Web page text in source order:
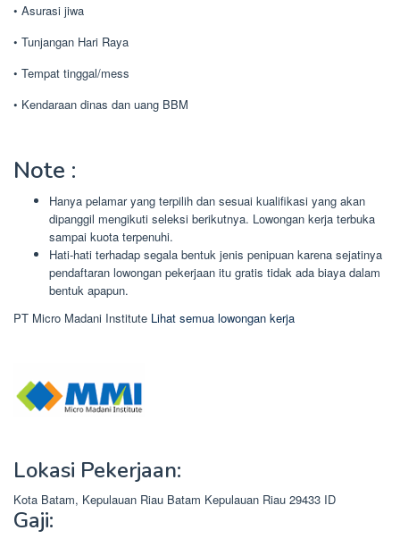
• Asurasi jiwa
• Tunjangan Hari Raya
• Tempat tinggal/mess
• Kendaraan dinas dan uang BBM
Note :
Hanya pelamar yang terpilih dan sesuai kualifikasi yang akan
dipanggil mengikuti seleksi berikutnya. Lowongan kerja terbuka
sampai kuota terpenuhi.
Hati-hati terhadap segala bentuk jenis penipuan karena sejatinya
pendaftaran lowongan pekerjaan itu gratis tidak ada biaya dalam
bentuk apapun.
PT Micro Madani Institute Lihat semua lowongan kerja
Lokasi Pekerjaan:
Kota Batam, Kepulauan Riau Batam Kepulauan Riau 29433 ID
Gaji: